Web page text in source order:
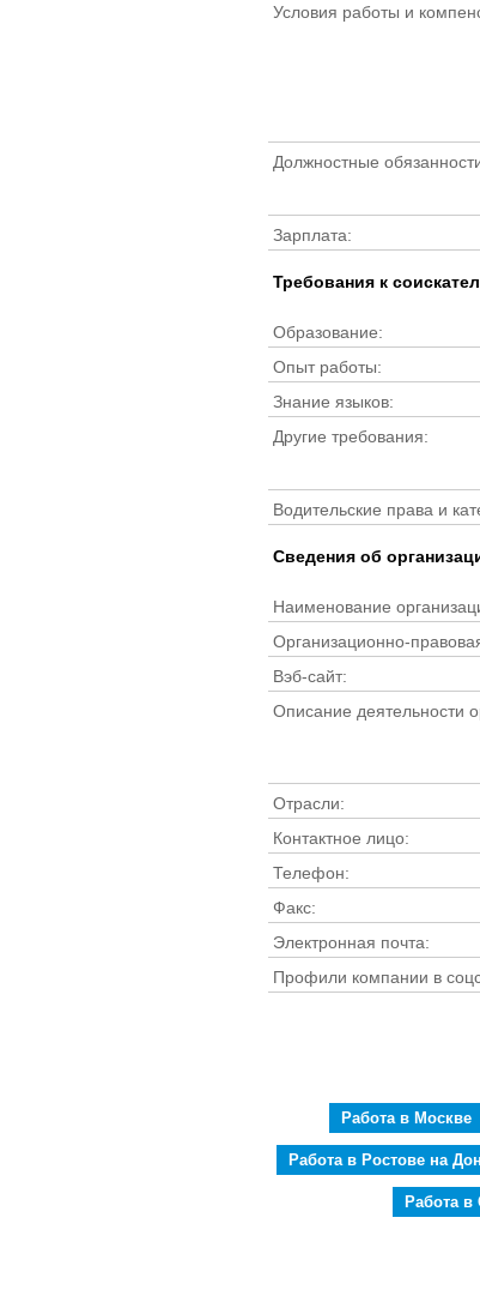
Условия работы и
Должностные
Зарплата:
Требования к
Образование:
Опыт работы:
Знание языков:
Другие требования:
Водительские права и
Cведения об
Наименование
Организационно-
Вэб-сайт:
Описание деятельности
Отрасли:
Контактное лицо:
Телефон:
Факс:
Электронная почта:
Профили компании в
Работа в Москве
Работа в Ростове на
Работа в